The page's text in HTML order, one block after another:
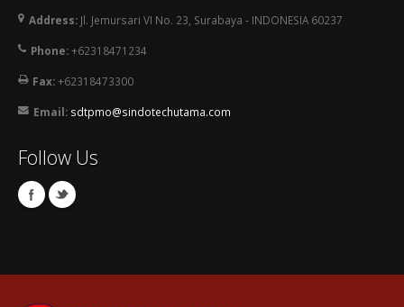
Address: Jl. Jemursari VI No. 23, Surabaya - INDONESIA 60237
Phone:+62318471234
Fax:+62318473300
Email: sdtpmo@sindotechutama.com
Follow Us